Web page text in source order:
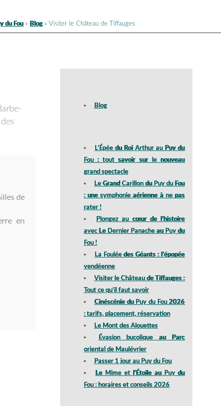
du Fou» Blog» Visiter le Château de Tiffauges
de
en
Blog
L’Épée du Roi Arthur au Puy du
Fou : tout savoir sur le nouveau
grand spectacle
Le Grand Carillon du Puy du Fou
: une symphonie aérienne à ne pas
rater !
Plongez au cœur de l’histoire
avec Le Dernier Panache au Puy du
Fou !
La Foulée des Géants : l’épopée
vendéenne
Visiter le Château de Tiffauges :
Tout ce qu’il faut savoir
Cinéscénie du Puy du Fou 2026
: tarifs, placement, réservation
Le Mont des Alouettes
Évasion bucolique au Parc
oriental de Maulévrier
Passer 1 jour au Puy du Fou
Le Mime et l’Étoile au Puy du
Fou : horaires et conseils 2026